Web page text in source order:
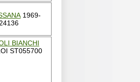
1969-
BIANCHI
ST055700